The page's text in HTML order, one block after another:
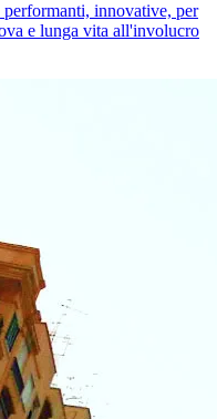
innovative, per
e lunga vita all'involucro